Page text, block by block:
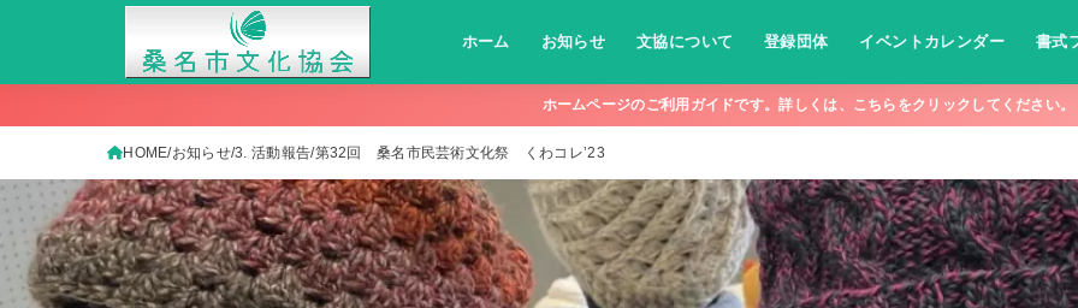
ホーム お知らせ 文協について 登録団体 イベントカレンダー 書式
ホームページのご利用ガイドです。詳しくは、こちらをクリックしてください。
HOME お知らせ 3. 活動報告 第32回 桑名市民芸術文化祭 くわコレ’23